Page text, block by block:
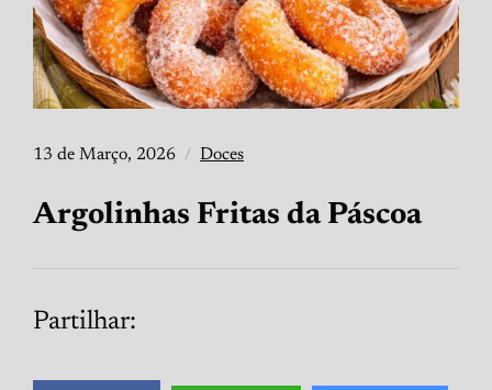
13 de Março, 2026 Doces
Argolinhas Fritas da Páscoa
Partilhar: